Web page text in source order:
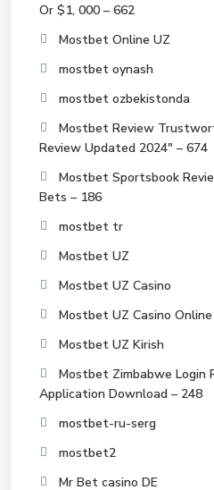
Or $1, 000 – 662
Mostbet Online UZ
mostbet oynash
mostbet ozbekistonda
Mostbet Review
Review Updated 2024" – 674
Mostbet Sportsbook
Bets – 186
mostbet tr
Mostbet UZ
Mostbet UZ Casino
Mostbet UZ Casino Online
Mostbet UZ Kirish
Mostbet Zimbabwe Login
Application Download – 248
mostbet-ru-serg
mostbet2
Mr Bet casino DE